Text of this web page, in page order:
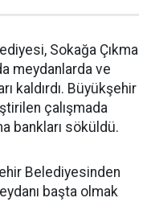
Sokağa Çıkma
meydanlarda ve
kaldırdı. Büyükşehir
çalışmada
bankları söküldü.
Belediyesinden
başta olmak